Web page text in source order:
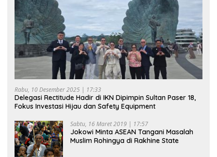
Rabu, 10 Desember 2025 | 17:33
Delegasi Rectitude Hadir di IKN Dipimpin Sultan Paser 18,
Fokus Investasi Hijau dan Safety Equipment
Sabtu, 16 Maret 2019 | 17:57
Jokowi Minta ASEAN Tangani Masalah
Muslim Rohingya di Rakhine State